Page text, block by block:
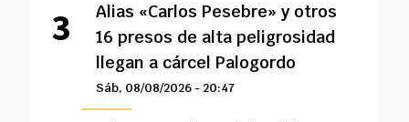
Alias «Carlos Pesebre» y otros
16 presos de alta peligrosidad
llegan a cárcel Palogordo
Sáb, 08/08/2026 - 20:47